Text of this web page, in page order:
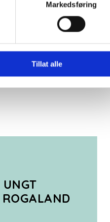
velge hvordan de skal brukes.
med partnerne våre innen
du har gjort tilgjengelig for
Markedsføring
Tillat alle